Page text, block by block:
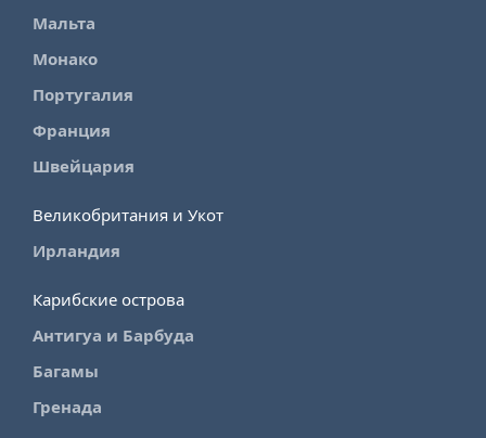
Мальта
Монако
Португалия
Франция
Швейцария
Великобритания и Укот
Ирландия
Карибские острова
Антигуа и Барбуда
Багамы
Гренада